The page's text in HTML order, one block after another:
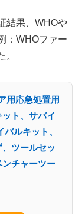
結果、WHOや
：WHOファー
。
用応急処置用
ト、サバイ
ルキット、
ツールセッ
ンチャーツー